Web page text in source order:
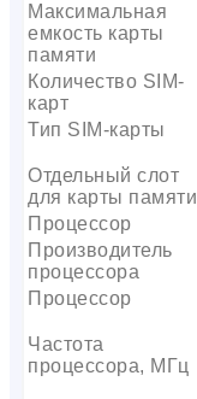
Максимальная
емкость карты
памяти
Количество SIM-
карт
Тип SIM-карты
Отдельный слот
для карты памяти
Процессор
Производитель
процессора
Процессор
Частота
процессора, МГц